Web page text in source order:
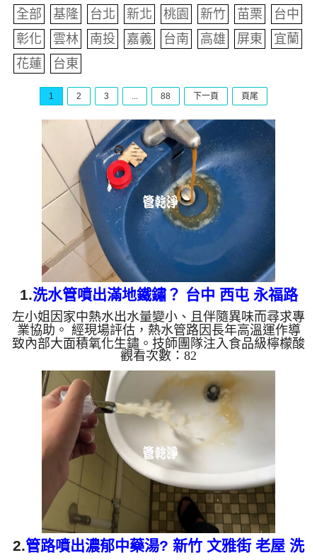
全部 基隆 台北 新北 桃園 新竹 苗栗
台中
彰化
雲林 南投 嘉義 台南 高雄 屏東
宜蘭
花蓮
台東
1 2 3 ... 88 下一頁 頁尾
1.洗水管噴出滿地鐵鏽？ 台中 西屯 永福路
清洗水管
左小姐因家中熱水出水量變小、且伴隨異味而尋求專
業協助。 經現場評估，熱水管路因長年高溫運作導
致內部大面積氧化生鏽。技師團隊注入食品級檸檬酸
靜置 15 分鐘軟化管垢後，啟動高週波水管清洗機的
水槌脈衝模式，於 2 多小時內徹底清除管壁積垢，使
熱水出水量完全恢復正常，水質重現清澈。 ?️ 左小姐
宅：熱水管高週波清洗 3 大施工步驟 食品級檸檬酸
靜置軟化（15分鐘）： 將檸檬酸注入熱水管路，分
解並軟化沉積多年的鐵鏽塊與硬化水垢。 高週波水
槌與脈衝剝離： 微電腦精準...
觀看次數：82
2.管路噴出濃郁中藥湯? 新竹 文雅街 老屋 洗